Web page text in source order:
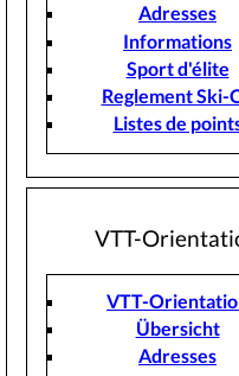
Adresses
Informations
Sport d'élite
Reglement Ski-
Listes de
VTT-
VTT-
Übersicht
Adresses